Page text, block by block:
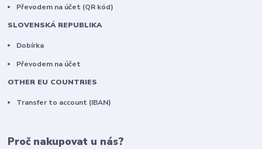
Převodem na účet (QR kód)
SLOVENSKÁ REPUBLIKA
Dobírka
Převodem na účet
OTHER EU COUNTRIES
Transfer to account (IBAN)
Proč nakupovat u nás?